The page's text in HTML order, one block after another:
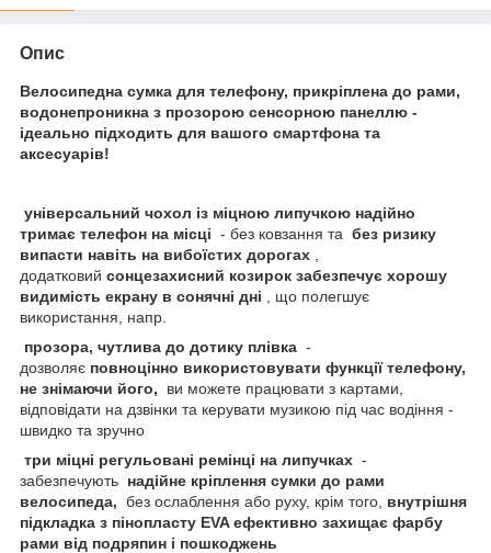
Опис
Велосипедна сумка для телефону, прикріплена до рами,
водонепроникна з прозорою сенсорною панеллю -
ідеально підходить для вашого смартфона та
аксесуарів!
універсальний чохол із міцною липучкою надійно
тримає телефон на місці - без ковзання та без ризику
випасти навіть на вибоїстих дорогах
додатковий сонцезахисний козирок забезпечує хорошу
видимість екрану в сонячні дні , що полегшує
використання, напр.
прозора, чутлива до дотику плівка -
дозволяє повноцінно використовувати функції телефону,
не знімаючи його,
ви можете працювати з картами,
відповідати на дзвінки та керувати музикою під час водіння -
швидко та зручно
три міцні регульовані ремінці на липучках -
забезпечують надійне кріплення сумки до рами
велосипеда, без ослаблення або руху, крім того, внутрішня
підкладка з пінопласту EVA ефективно захищає фарбу
рами від подряпин і пошкоджень